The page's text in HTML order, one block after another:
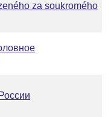
za soukromého